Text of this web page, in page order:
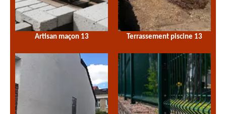
Artisan maçon 13 Terrassement piscine 13